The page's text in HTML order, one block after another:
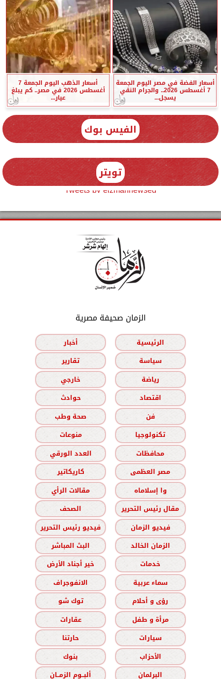
أسعار الفضة في مصر اليوم الجمعة
7 أغسطس 2026.. والجرام النقي
يسجل...
أسعار الذهب اليوم الجمعة 7
أغسطس 2026 في مصر.. كم يبلغ
عيار...
الفيس بوك
تويتر
Tweets by elzmannewseg
الزمان صحيفة مصرية
الرئيسية
أخبار
سياسة
تقارير
رياضة
خارجي
اقتصاد
حوادث
فن
صحة وطب
تكنولوجيا
منوعات
محافظات
العدد الورقي
مصر العظمى
كاريكاتير
وا إسلاماه
مقالات الرأي
مقال رئيس التحرير
الصحف
فيديو الزمان
فيديو رئيس التحرير
الزمان الخالد
البث المباشر
خدمات
خير أجناد الأرض
سماء عربية
الانفوجراف
رؤى و أحلام
توك شو
مرأة و طفل
عقارات
سيارات
حارتنا
الأحزاب
بنوك
البرلمان
ألبــوم الزمــان